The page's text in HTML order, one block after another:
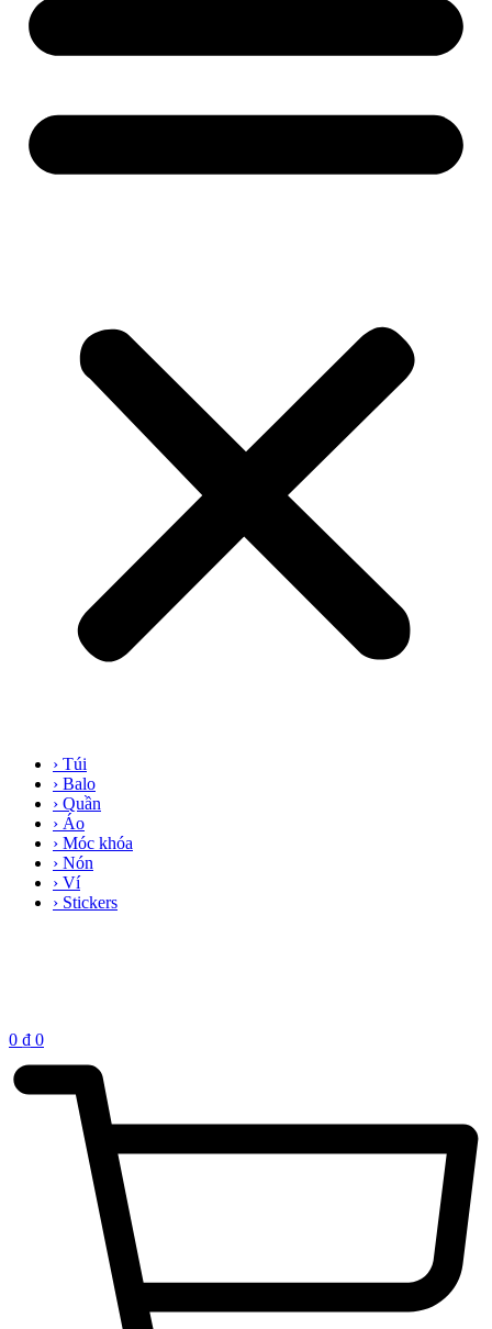
› Túi
› Balo
› Quần
› Áo
› Móc khóa
› Nón
› Ví
› Stickers
0 ₫ 0